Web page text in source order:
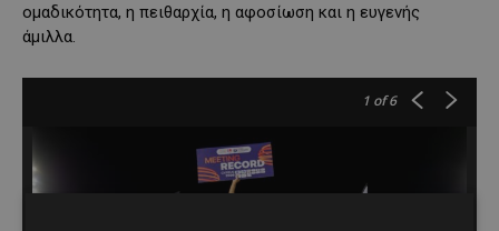
ομαδικότητα, η πειθαρχία, η αφοσίωση και η ευγενής
άμιλλα.
1 of 6